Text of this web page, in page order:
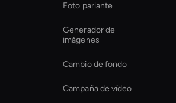
Foto parlante
Generador de
imágenes
Cambio de fondo
Campaña de vídeo